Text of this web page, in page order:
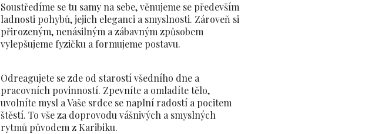
Soustředíme se tu samy na sebe, věnujeme se především
ladnosti pohybů, jejich eleganci a smyslnosti. Zároveň si
přirozeným, nenásilným a zábavným způsobem
vylepšujeme fyzičku a formujeme postavu.
Odreagujete se zde od starostí všedního dne a
pracovních povinností. Zpevníte a omladíte tělo,
uvolníte mysl a Vaše srdce se naplní radostí a pocitem
štěstí. To vše za doprovodu vášnivých a smyslných
rytmů původem z Karibiku.